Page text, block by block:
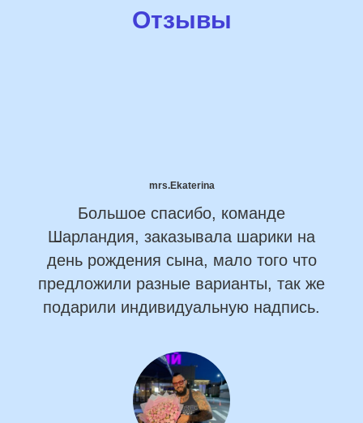
Отзывы
mrs.Ekaterina
Большое спасибо, команде
Шарландия, заказывала шарики на
день рождения сына, мало того что
предложили разные варианты, так же
подарили индивидуальную надпись.